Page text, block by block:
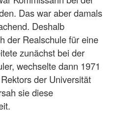
Das war aber damals
Deshalb
der Realschule für eine
zunächst bei der
wechselte dann 1971
der Universität
sie diese